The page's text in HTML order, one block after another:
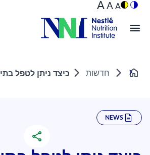
A
A
A
Home חדשות כיצד ניתן לטפל
NEWS